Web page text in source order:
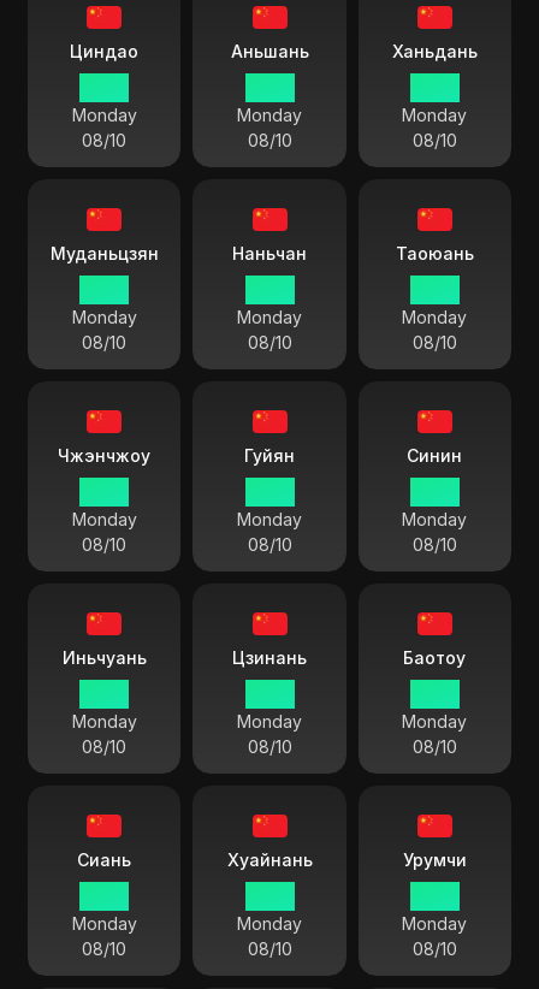
Циндао
Monday
08/10
Аньшань
Monday
08/10
Ханьдань
Monday
08/10
Муданьцзян
Monday
08/10
Наньчан
Monday
08/10
Таоюань
Monday
08/10
Чжэнчжоу
Monday
08/10
Гуйян
Monday
08/10
Синин
Monday
08/10
Иньчуань
Monday
08/10
Цзинань
Monday
08/10
Баотоу
Monday
08/10
Сиань
Monday
08/10
Хуайнань
Monday
08/10
Урумчи
Monday
08/10